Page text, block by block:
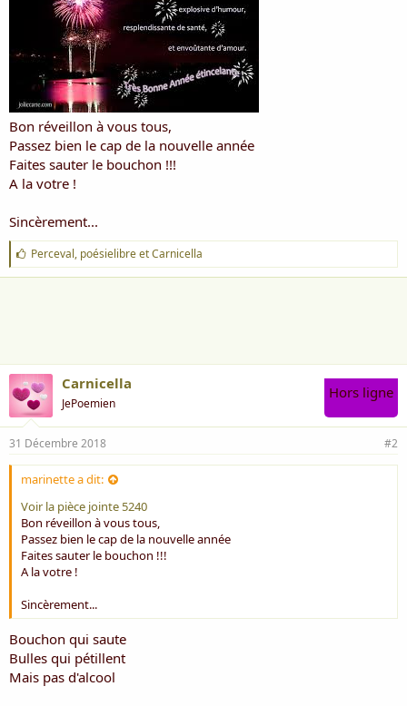
u
i
o
Bon réveillon à vous tous,
Passez bien le cap de la nouvelle année
Faites sauter le bouchon !!!
A la votre !
Sincèrement...
J
'
a
Perceval, poésielibreetCarnicella
Carnicella
JePoemien
Hors ligne
31 Décembre 2018 #2
marinette a dit:
Voir la pièce jointe 5240
Bon réveillon à vous tous,
Passez bien le cap de la nouvelle année
Faites sauter le bouchon !!!
A la votre !
Sincèrement...
Bouchon qui saute
Bulles qui pétillent
Mais pas d'alcool